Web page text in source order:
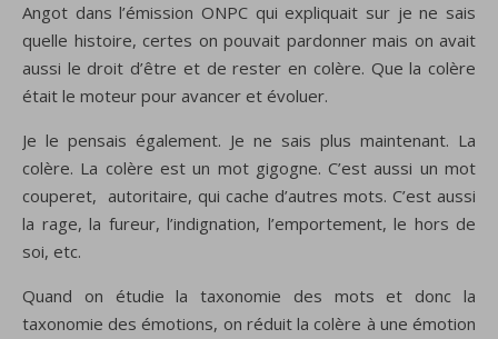
Angot dans l’émission ONPC qui expliquait sur je ne sais
quelle histoire, certes on pouvait pardonner mais on avait
aussi le droit d’être et de rester en colère. Que la colère
était le moteur pour avancer et évoluer.
Je le pensais également. Je ne sais plus maintenant. La
colère. La colère est un mot gigogne. C’est aussi un mot
couperet, autoritaire, qui cache d’autres mots. C’est aussi
la rage, la fureur, l’indignation, l’emportement, le hors de
soi, etc.
Quand on étudie la taxonomie des mots et donc la
taxonomie des émotions, on réduit la colère à une émotion